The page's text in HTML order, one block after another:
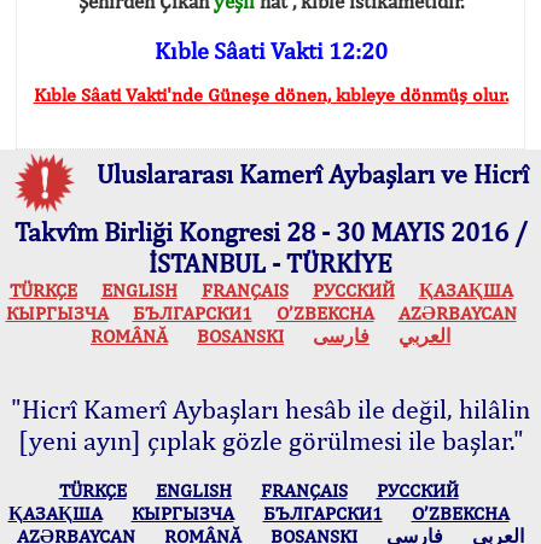
Kıble Sâati Vakti 12:20
Kıble Sâati Vakti'nde Güneşe dönen, kıbleye dönmüş olur.
Uluslararası Kamerî Aybaşları ve Hicrî
Takvîm Birliği Kongresi 28 - 30 MAYIS 2016 /
İSTANBUL - TÜRKİYE
TÜRKÇE ENGLISH FRANÇAIS РУССКИЙ
ҚАЗАҚША
КЫPГЫЗЧA
БЪЛГАРСКИ1 O’ZBEKCHA
AZӘRBAYCAN
ROMÂNĂ
BOSANSKI العربي فارسی
"Hicrî Kamerî Aybaşları hesâb ile değil, hilâlin
[yeni ayın] çıplak gözle görülmesi ile başlar."
TÜRKÇE ENGLISH FRANÇAIS
РУССКИЙ
ҚАЗАҚША
КЫPГЫЗЧA БЪЛГАРСКИ1
O’ZBEKCHA
AZӘRBAYCAN
ROMÂNĂ BOSANSKI العربي فارسی